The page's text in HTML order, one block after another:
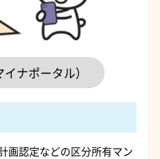
ナポータル）
画認定などの区分所有マン